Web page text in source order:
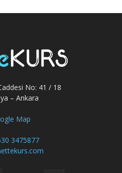
No: 41 / 18
– Ankara
Map
3475877